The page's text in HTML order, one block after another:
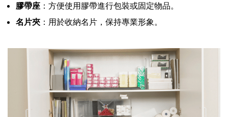
膠帶座 ：方便使用膠帶進行包裝或固定物品。
名片夾 ：用於收納名片，保持專業形象。